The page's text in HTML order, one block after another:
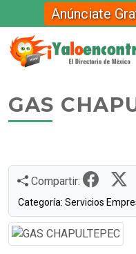
Anúnciate
GAS
Compartir:
Categoría: Servicios